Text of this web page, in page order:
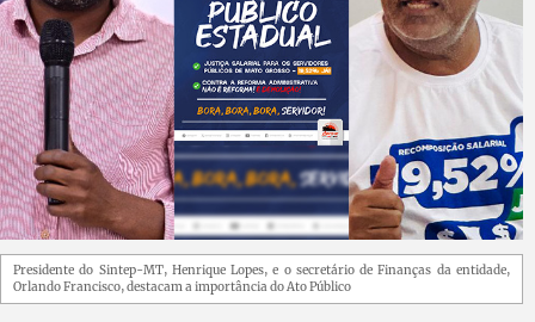
Presidente do Sintep-MT, Henrique Lopes, e o secretário de Finanças da entidade,
Orlando Francisco, destacam a importância do Ato Público